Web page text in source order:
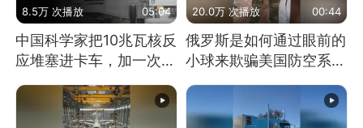
8.5万 次播放 05:04
中国科学家把10兆瓦核反
应堆塞进卡车，加一次燃
料能跑几十年
20.0万 次播放 00:44
俄罗斯是如何通过眼前的
小球来欺骗美国防空系统
的